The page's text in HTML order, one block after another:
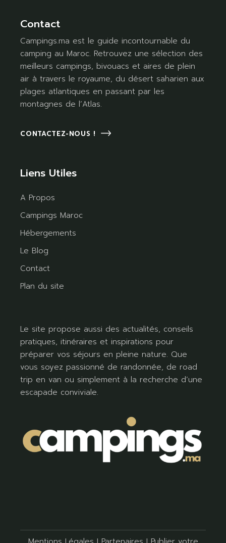
Contact
Campings.ma est le guide incontournable du
camping au Maroc. Retrouvez une sélection des
meilleurs campings, bivouacs et aires de plein
air à travers le royaume, du désert saharien aux
plages atlantiques en passant par les
montagnes de l’Atlas.
CONTACTEZ-NOUS !
Liens Utiles
A Propos
Campings Maroc
Hébergements
Le Blog
Contact
Plan du site
Le site propose aussi des actualités, conseils
pratiques, itinéraires et inspirations pour
préparer vos séjours en pleine nature. Que
vous soyez passionné de randonnée, de road
trip en van ou simplement à la recherche d’une
escapade conviviale.